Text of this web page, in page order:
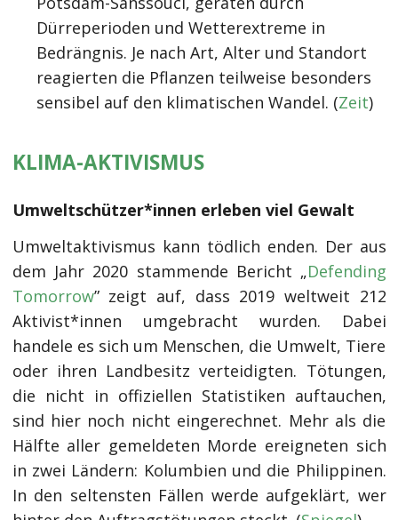
Dürreperioden und Wetterextreme in
Bedrängnis. Je nach Art, Alter und Standort
reagierten die Pflanzen teilweise besonders
sensibel auf den klimatischen Wandel. (Zeit)
KLIMA-AKTIVISMUS
Umweltschützer*innen erleben viel Gewalt
Umweltaktivismus kann tödlich enden. Der aus
dem Jahr 2020 stammende Bericht „Defending
Tomorrow” zeigt auf, dass 2019 weltweit 212
Aktivist*innen umgebracht wurden. Dabei
handele es sich um Menschen, die Umwelt, Tiere
oder ihren Landbesitz verteidigten. Tötungen,
die nicht in offiziellen Statistiken auftauchen,
sind hier noch nicht eingerechnet. Mehr als die
Hälfte aller gemeldeten Morde ereigneten sich
in zwei Ländern: Kolumbien und die Philippinen.
In den seltensten Fällen werde aufgeklärt, wer